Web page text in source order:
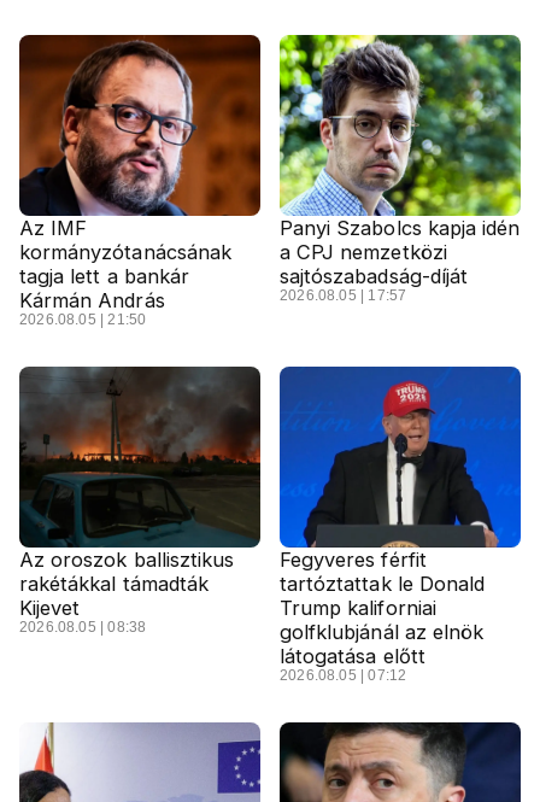
Az IMF
kormányzótanácsának
tagja lett a bankár
Kármán András
2026.08.05 | 21:50
Panyi Szabolcs kapja idén
a CPJ nemzetközi
sajtószabadság-díját
2026.08.05 | 17:57
Az oroszok ballisztikus
rakétákkal támadták
Kijevet
2026.08.05 | 08:38
Fegyveres férfit
tartóztattak le Donald
Trump kaliforniai
golfklubjánál az elnök
látogatása előtt
2026.08.05 | 07:12